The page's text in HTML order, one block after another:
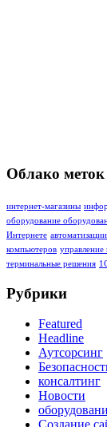
Облако меток
интернет-магазины
оборудование
Интернете
компьютеров
терминальные решения
Рубрики
Featured
Headline
Аутсорсинг
консалтинг
Новости